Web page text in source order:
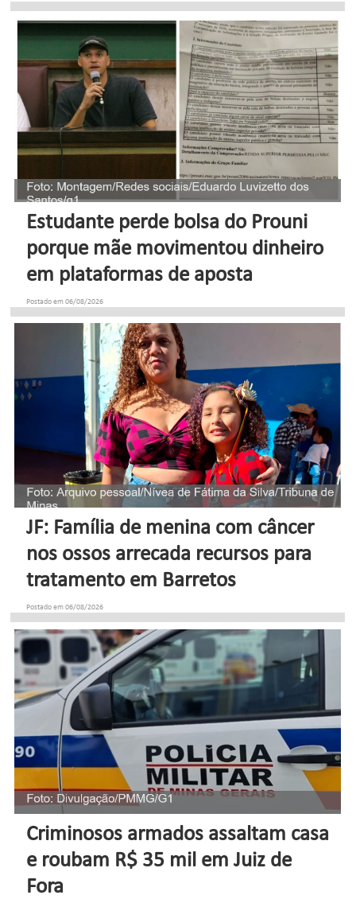
Estudante perde bolsa do Prouni
porque mãe movimentou dinheiro
em plataformas de aposta
Postado em 06/08/2026
JF: Família de menina com câncer
nos ossos arrecada recursos para
tratamento em Barretos
Postado em 06/08/2026
Criminosos armados assaltam casa
e roubam R$ 35 mil em Juiz de
Fora